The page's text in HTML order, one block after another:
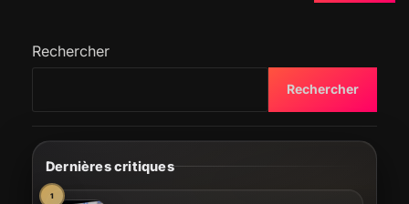
Rechercher
Rechercher
Dernières critiques